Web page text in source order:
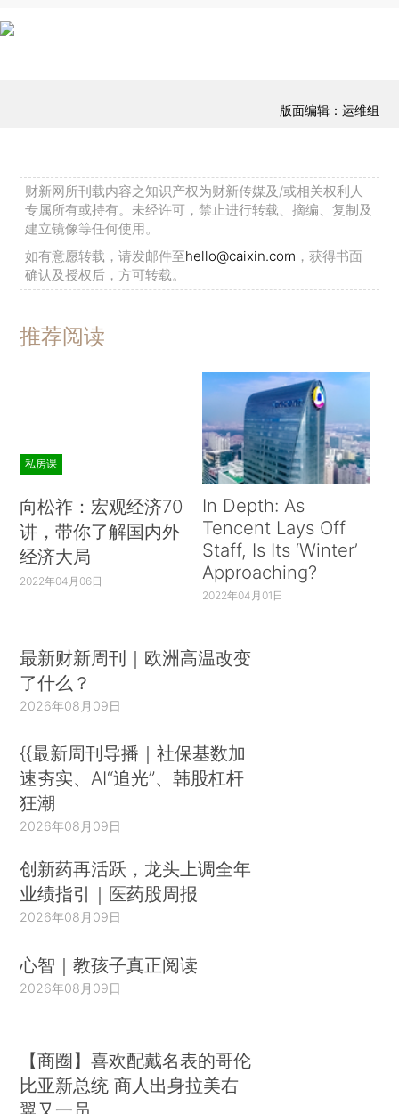
版面编辑：运维组
财新网所刊载内容之知识产权为财新传媒及/或相关权利人
专属所有或持有。未经许可，禁止进行转载、摘编、复制及
建立镜像等任何使用。
如有意愿转载，请发邮件至hello@caixin.com ，获得书面
确认及授权后，方可转载。
推荐阅读
私房课
向松祚：宏观经济70
讲，带你了解国内外
经济大局
2022年04月06日
In Depth: As
Tencent Lays Off
Staff, Is Its ‘Winter’
Approaching?
2022年04月01日
最新财新周刊｜欧洲高温改变
了什么？
2026年08月09日
{{最新周刊导播｜社保基数加
速夯实、AI“追光”、韩股杠杆
狂潮
2026年08月09日
创新药再活跃，龙头上调全年
业绩指引｜医药股周报
2026年08月09日
心智｜教孩子真正阅读
2026年08月09日
【商圈】喜欢配戴名表的哥伦
比亚新总统 商人出身拉美右